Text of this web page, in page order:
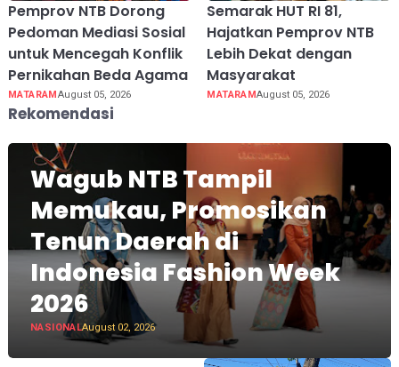
Pemprov NTB Dorong
Pedoman Mediasi Sosial
untuk Mencegah Konflik
Pernikahan Beda Agama
MATARAM August 05, 2026
Semarak HUT RI 81,
Hajatkan Pemprov NTB
Lebih Dekat dengan
Masyarakat
MATARAMAugust 05, 2026
Rekomendasi
Wagub NTB Tampil
Memukau, Promosikan
Tenun Daerah di
Indonesia Fashion Week
2026
NASIONALAugust 02, 2026